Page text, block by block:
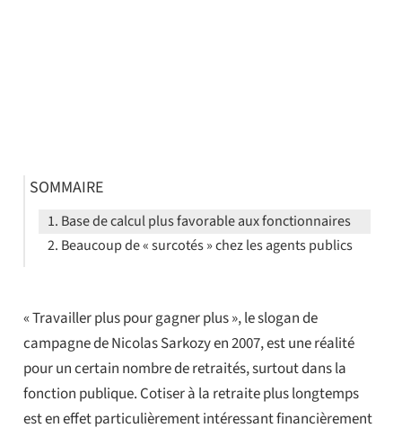
« Travailler plus pour gagner plus », le slogan de
campagne de Nicolas Sarkozy en 2007, est une réalité
pour un certain nombre de retraités, surtout dans la
fonction publique. Cotiser à la retraite plus longtemps
est en effet particulièrement intéressant financièrement
SOMMAIRE
Base de calcul plus favorable aux fonctionnaires
Beaucoup de « surcotés » chez les agents publics